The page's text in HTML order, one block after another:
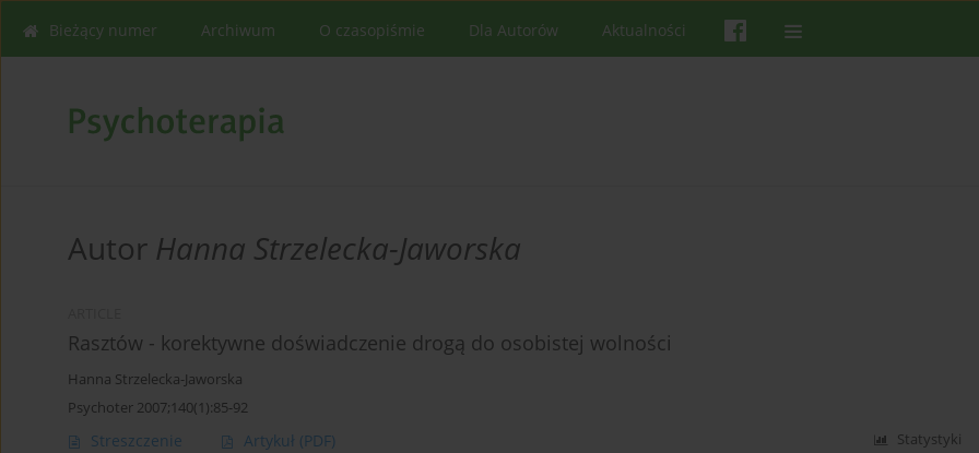
Bieżący numer Archiwum O czasopiśmie Dla Autorów Aktualności
Autor Hanna Strzelecka-Jaworska
Rasztów - korektywne doświadczenie drogą do osobistej wolności
Hanna Strzelecka-Jaworska
Psychoter 2007;140(1):85-92
Streszczenie Artykuł (PDF) Statystyki